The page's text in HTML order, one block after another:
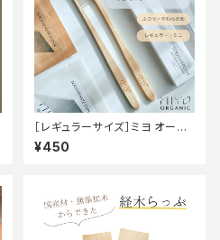
［レギュラーサイズ］ミヨ オーガ
ニック 竹歯ブラシ ふつう やわら
かめ【MiYO ORGNIC】
¥450